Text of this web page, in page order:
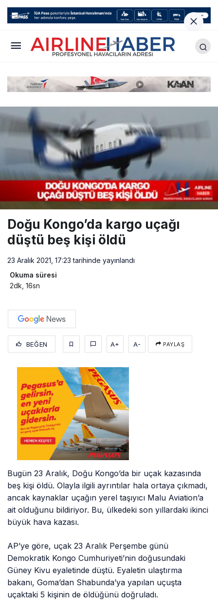
Doğu Kongo’da kargo uçağı
düştü beş kişi öldü
23 Aralık 2021, 17:23 tarihinde yayınlandı
Okuma süresi
2dk, 16sn
BEĞEN A+ A- PAYLAŞ
Bugün 23 Aralık, Doğu Kongo’da bir uçak kazasında
beş kişi öldü. Olayla ilgili ayrıntılar hala ortaya çıkmadı,
ancak kaynaklar uçağın yerel taşıyıcı Malu Aviation’a
ait olduğunu bildiriyor. Bu, ülkedeki son yıllardaki ikinci
büyük hava kazası.
AP’ye göre, uçak 23 Aralık Perşembe günü
Demokratik Kongo Cumhuriyeti’nin doğusundaki
Güney Kivu eyaletinde düştü. Eyaletin ulaştırma
bakanı, Goma’dan Shabunda’ya yapılan uçuşta
uçaktaki 5 kişinin de öldüğünü doğruladı.